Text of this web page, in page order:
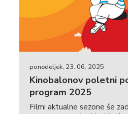
ponedeljek, 23. 06. 2025
Kinobalonov poletni
program 2025
Filmi aktualne sezone še